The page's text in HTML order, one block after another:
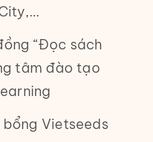
“Đọc sách
tâm đào tạo
Vietseeds